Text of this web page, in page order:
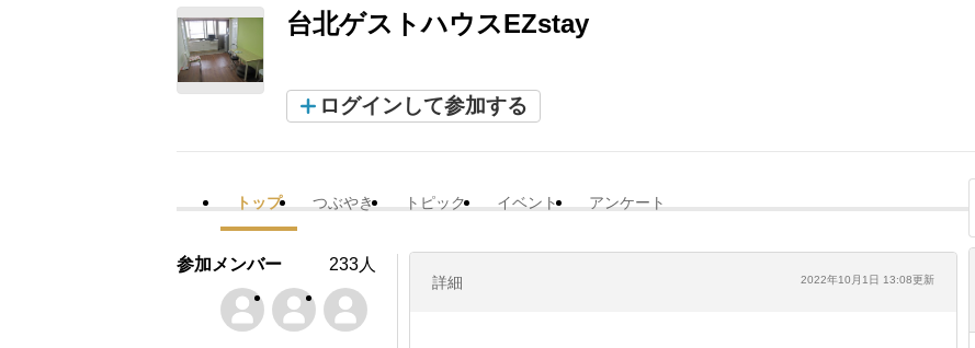
台北ゲストハウスEZstay
ログインして参加する
トップ つぶやき トピック イベント アンケート
詳細 2022年10月1日 13:08更新
参加メンバー 233人